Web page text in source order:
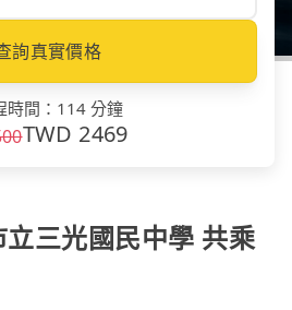
詢真實價格
時間 ： 114 分鐘
TWD 2469
三光國民中學 共乘